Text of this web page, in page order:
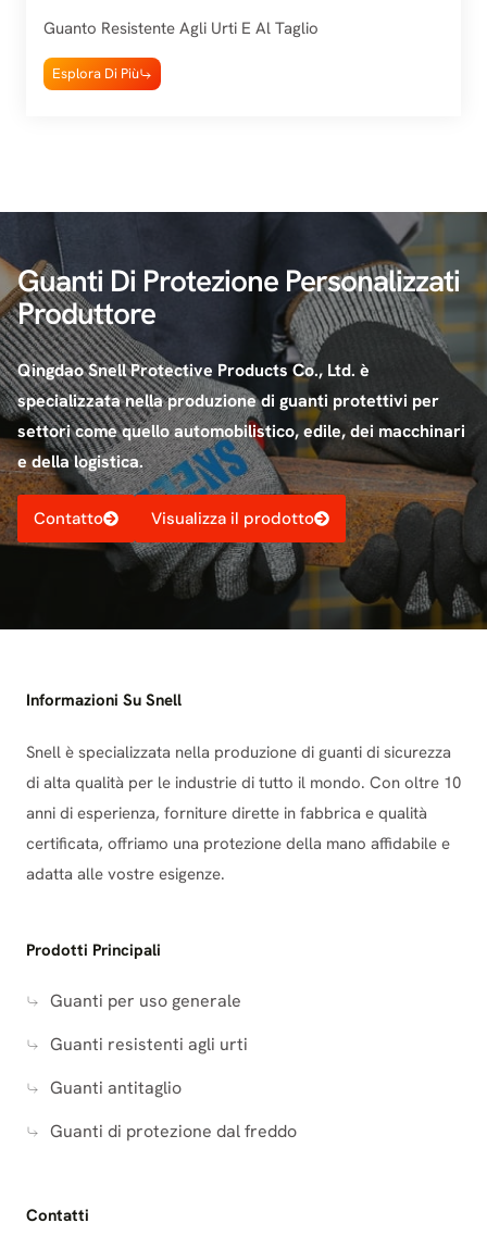
Guanto Resistente Agli Urti E Al Taglio
Esplora Di Più
Guanti Di Protezione Personalizzati
Produttore
Qingdao Snell Protective Products Co., Ltd. è
specializzata nella produzione di guanti protettivi per
settori come quello automobilistico, edile, dei macchinari
e della logistica.
Contatto Visualizza il prodotto
Informazioni Su Snell
Snell è specializzata nella produzione di guanti di sicurezza
di alta qualità per le industrie di tutto il mondo. Con oltre 10
anni di esperienza, forniture dirette in fabbrica e qualità
certificata, offriamo una protezione della mano affidabile e
adatta alle vostre esigenze.
Prodotti Principali
Guanti per uso generale
Guanti resistenti agli urti
Guanti antitaglio
Guanti di protezione dal freddo
Contatti